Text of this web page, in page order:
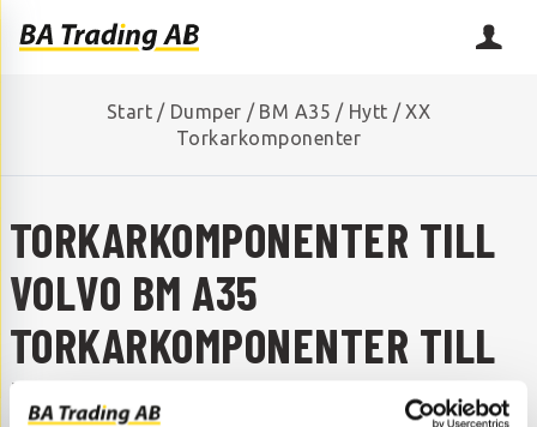
Start / Dumper / BM A35 / Hytt / XX
Torkarkomponenter
TORKARKOMPONENTER TILL
VOLVO BM A35
TORKARKOMPONENTER TILL
BM A35